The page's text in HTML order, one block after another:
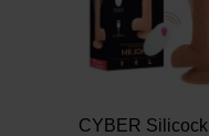
CYBER Silicock